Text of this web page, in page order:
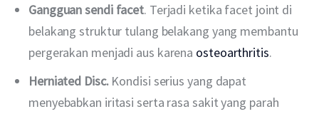
Gangguan sendi facet. Terjadi ketika facet joint di
belakang struktur tulang belakang yang membantu
pergerakan menjadi aus karena osteoarthritis.
Herniated Disc. Kondisi serius yang dapat
menyebabkan iritasi serta rasa sakit yang parah